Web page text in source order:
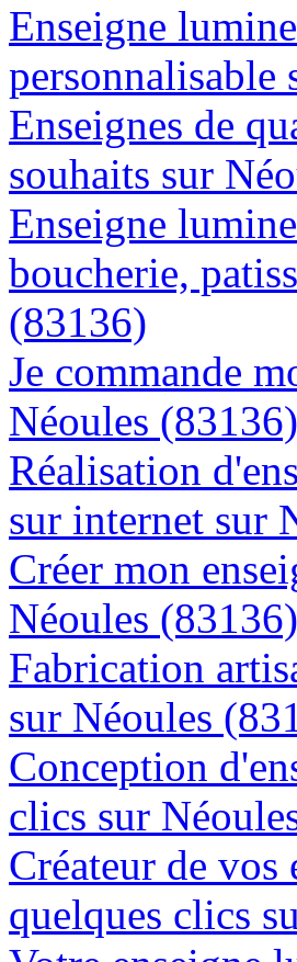
Enseigne
personnalisable
Enseignes de
souhaits sur
Enseigne
boucherie,
(83136)
Je commande
Néoules (83136)
Réalisation
sur internet sur
Créer mon
Néoules (83136)
Fabrication
sur Néoules
Conception
clics sur
Créateur de vos
quelques clics